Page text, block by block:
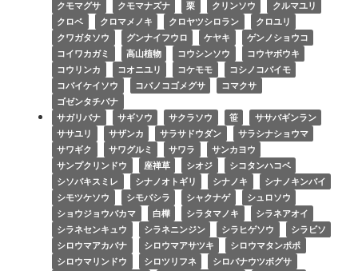
クモマグサ
クモマナズナ 栗 クリンソウ
クルマユリ
クロベ
クロマメノキ クロヤツシロラン
クロユリ
クワガタソウ
グンナイフウロ ケヤキ
ゲンノショウコ
コイワカガミ
高山植物 コウシンソウ
コウヤボウキ
コウリンカ
コオニユリ コケモモ
コシノコバイモ
コバイケイソウ
コバノコゴメグサ
コマクサ
ゴゼンタチバナ
サガリバナ
サギソウ サクラソウ 笹
ササバギンラン
ササユリ
サザンカ サラサドウダン
サラシナショウマ
サワギク
サワグルミ サワラ
サンカヨウ
サンプクリンドウ
座禅草 シオジ
シコタンハコベ
シソバキスミレ
シナノオトギリ シナノキ
シナノキンバイ
シモツケソウ
シモバシラ シャクナゲ
シュロソウ
ショウジョウバカマ
白樺 シラタマノキ
シラネアオイ
シラネセンキュウ
シラネニンジン シラヒゲソウ
シラビソ
シロウマアカバナ
シロウマアサツキ
シロウマタンポポ
シロウマリンドウ
シロツリフネ
シロバナウツボグサ